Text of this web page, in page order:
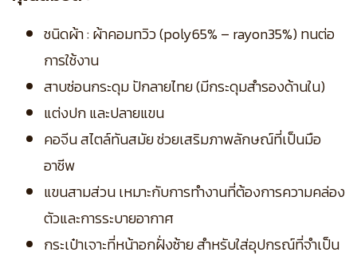
ชนิดผ้า : ผ้าคอมทวิว (poly65% – rayon35%) ทนต่อ
การใช้งาน
สาบซ่อนกระดุม ปักลายไทย (มีกระดุมสำรองด้านใน)
แต่งปก และปลายแขน
คอจีน สไตล์ทันสมัย ช่วยเสริมภาพลักษณ์ที่เป็นมือ
อาชีพ
แขนสามส่วน เหมาะกับการทำงานที่ต้องการความคล่อง
ตัวและการระบายอากาศ
กระเป๋าเจาะที่หน้าอกฝั่งซ้าย สำหรับใส่อุปกรณ์ที่จำเป็น